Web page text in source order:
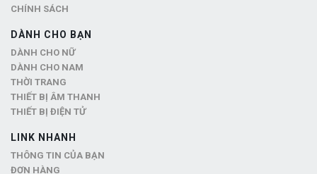
CHÍNH SÁCH
DÀNH CHO BẠN
DÀNH CHO NỮ
DÀNH CHO NAM
THỜI TRANG
THIẾT BỊ ÂM THANH
THIẾT BỊ ĐIỆN TỬ
LINK NHANH
THÔNG TIN CỦA BẠN
ĐƠN HÀNG